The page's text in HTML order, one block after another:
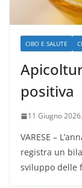
CIBO E SALUTE
positiva
11 Giugno 2026
VARESE –
registra un
sviluppo delle